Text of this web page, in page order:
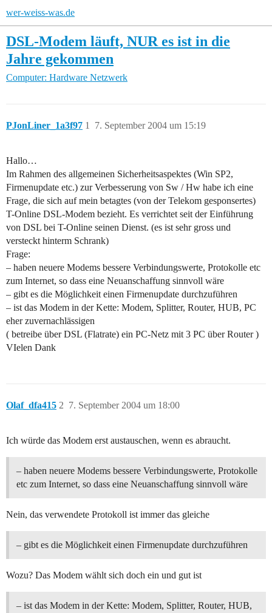
wer-weiss-was.de
DSL-Modem läuft, NUR es ist in die
Jahre gekommen
Computer: Hardware Netzwerk
PJonLiner_1a3f97 7. September 2004 um 15:19
1
Hallo…
Im Rahmen des allgemeinen Sicherheitsaspektes (Win SP2,
Firmenupdate etc.) zur Verbesserung von Sw / Hw habe ich eine
Frage, die sich auf mein betagtes (von der Telekom gesponsertes)
T-Online DSL-Modem bezieht. Es verrichtet seit der Einführung
von DSL bei T-Online seinen Dienst. (es ist sehr gross und
versteckt hinterm Schrank)
Frage:
– haben neuere Modems bessere Verbindungswerte, Protokolle etc
zum Internet, so dass eine Neuanschaffung sinnvoll wäre
– gibt es die Möglichkeit einen Firmenupdate durchzuführen
– ist das Modem in der Kette: Modem, Splitter, Router, HUB, PC
eher zuvernachlässigen
( betreibe über DSL (Flatrate) ein PC-Netz mit 3 PC über Router )
VIelen Dank
Olaf_dfa415 7. September 2004 um 18:00
2
Ich würde das Modem erst austauschen, wenn es abraucht.
– haben neuere Modems bessere Verbindungswerte, Protokolle
etc zum Internet, so dass eine Neuanschaffung sinnvoll wäre
Nein, das verwendete Protokoll ist immer das gleiche
– gibt es die Möglichkeit einen Firmenupdate durchzuführen
Wozu? Das Modem wählt sich doch ein und gut ist
– ist das Modem in der Kette: Modem, Splitter, Router, HUB,